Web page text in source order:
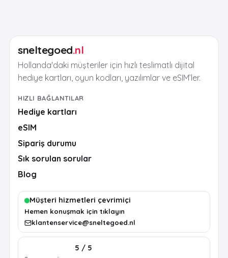
sneltegoed.nl
Hollanda'daki müşteriler için hızlı teslimatlı dijital
hediye kartları, oyun kodları, yazılımlar ve eSIM’ler.
HIZLI BAĞLANTILAR
Hediye kartları
eSIM
Sipariş durumu
Sık sorulan sorular
Blog
Müşteri hizmetleri çevrimiçi
Hemen konuşmak için tıklayın
klantenservice@sneltegoed.nl
5 / 5